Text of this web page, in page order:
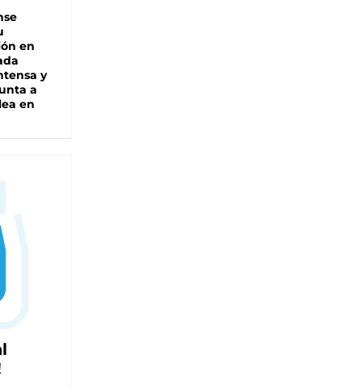
en
y
a
en